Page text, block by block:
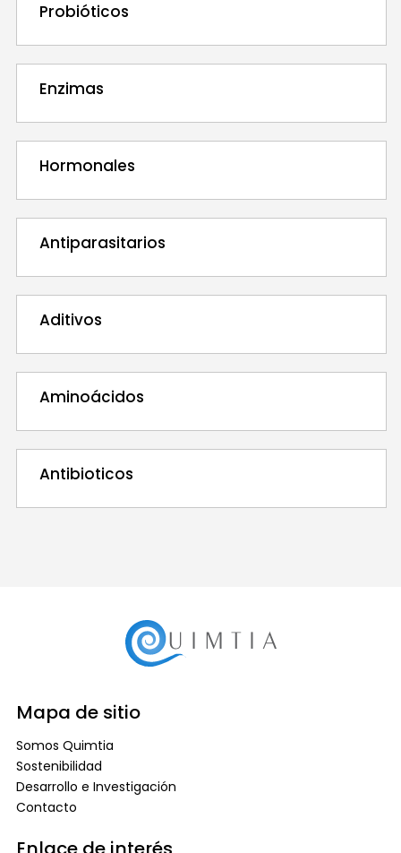
Probióticos
Enzimas
Hormonales
Antiparasitarios
Aditivos
Aminoácidos
Antibioticos
Mapa de sitio
Somos Quimtia
Sostenibilidad
Desarrollo e Investigación
Contacto